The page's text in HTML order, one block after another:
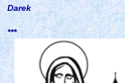
Darek
***